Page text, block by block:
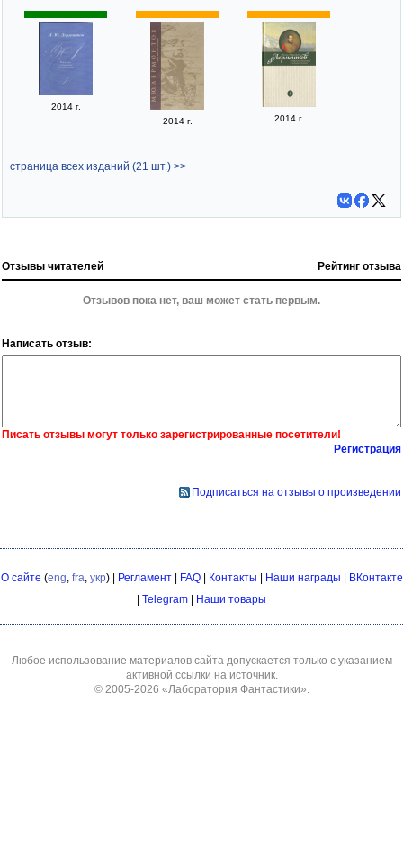
2014 г.
2014 г.
2014 г.
страница всех изданий (21 шт.) >>
Отзывы читателей Рейтинг отзыва
Отзывов пока нет, ваш может стать первым.
Написать отзыв:
Писать отзывы могут только зарегистрированные посетители!
Регистрация
Подписаться на отзывы о произведении
О сайте (eng fra укр) | Регламент| FAQ| Контакты | Наши награды | ВКонтакте
| Telegram | Наши товары
Любое использование материалов сайта допускается только с указанием
активной ссылки на источник.
© 2005-2026 «Лаборатория Фантастики»